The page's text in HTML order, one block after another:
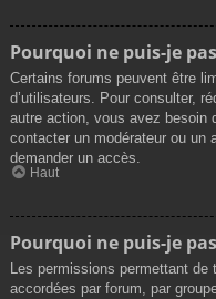
Pourquoi ne puis-je
Certains forums peuvent être
d’utilisateurs. Pour consulter,
autre action, vous avez besoin
contacter un modérateur ou un
demander un accès.
Haut
Pourquoi ne puis-je
Les permissions permettant
accordées par forum, par